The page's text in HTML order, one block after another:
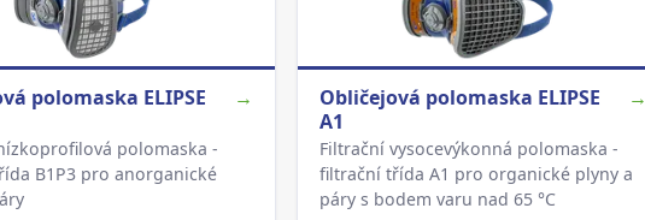
polomaska ELIPSE
→
polomaska -
B1P3 pro anorganické
Obličejová polomaska ELIPSE
A1
→
Filtrační vysocevýkonná polomaska -
filtrační třída A1 pro organické plyny a
páry s bodem varu nad 65 °C